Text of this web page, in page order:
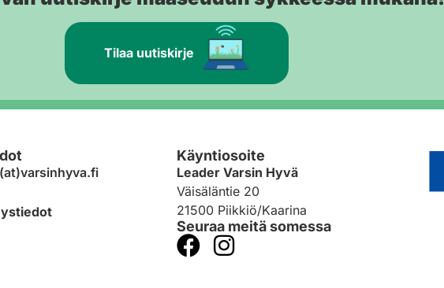
Tilaa uutiskirje
Käyntiosoite
Leader Varsin Hyvä
Väisäläntie 20
21500 Piikkiö/Kaarina
Seuraa meitä somessa